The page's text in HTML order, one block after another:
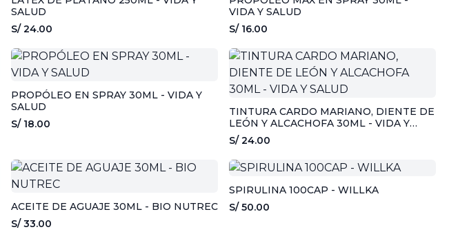
SALUD
S/ 24.00
VIDA Y SALUD
S/ 16.00
PROPÓLEO EN SPRAY 30ML - VIDA Y
SALUD
S/ 18.00
TINTURA CARDO MARIANO, DIENTE DE
LEÓN Y ALCACHOFA 30ML - VIDA Y
SALUD
S/ 24.00
ACEITE DE AGUAJE 30ML - BIO NUTREC
S/ 33.00
SPIRULINA 100CAP - WILLKA
S/ 50.00